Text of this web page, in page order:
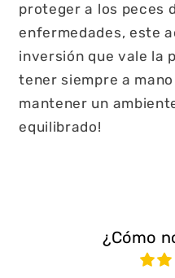
proteger a los peces
enfermedades, este
inversión que vale la
tener siempre a
mantener un
equilibrado!
¿Cómo